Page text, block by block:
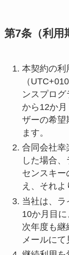
第7条（利用
本契約の利
（
ンスプログ
から12か
ザーの希望
ます。
合同会社幸
した場合
センスキー
え、それよ
当社は、ラ
10か月目に
次年度も継
メールにて